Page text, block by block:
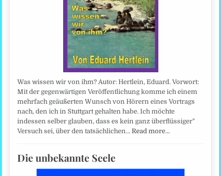
Was wissen wir von ihm? Autor: Hertlein, Eduard. Vorwort:
Mit der gegenwärtigen Veröffentlichung komme ich einem
mehrfach geäußerten Wunsch von Hörern eines Vortrags
nach, den ich in Stuttgart gehalten habe. Ich möchte
indessen selber glauben, dass es kein ganz überflüssiger"
Versuch sei, über den tatsächlichen…Read more…
Die unbekannte Seele